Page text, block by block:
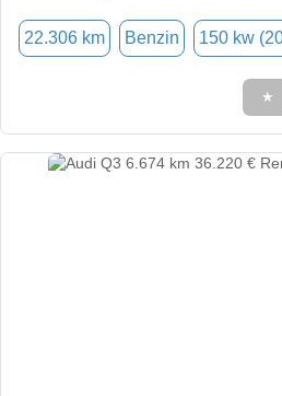
22.306 km Benzin 150 kw
★